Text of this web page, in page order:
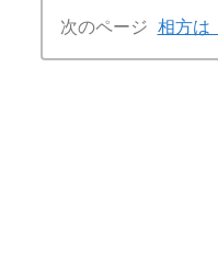
次のページ 相方は